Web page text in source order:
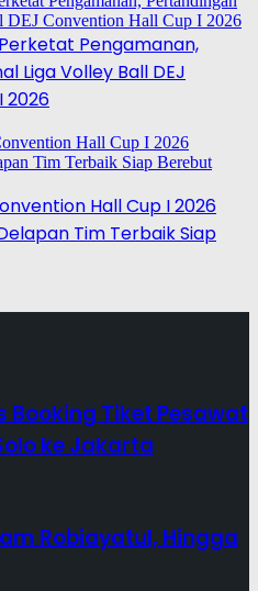
Pengamanan,
Liga Volley Ball DEJ
2026
Hall Cup I 2026
Tim Terbaik Siap
Booking Tiket Pesawat
ke Jakarta
Robiayatul, Hingga